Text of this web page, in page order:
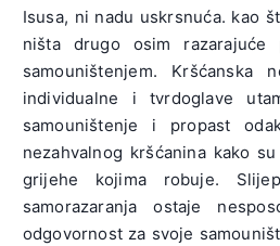
Isusa, ni nadu uskrsnuća. kao
ništa drugo osim
samouništenjem. Kršćanska
individualne i tvrdoglave
samouništenje i propast
nezahvalnog kršćanina kako
grijehe kojima robuje.
samorazaranja ostaje
odgovornost za svoje